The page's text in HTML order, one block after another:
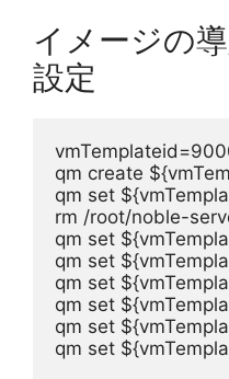
イメージの
設定
qm create
qm set
rm /root/noble-
qm set
qm set
qm set
qm set
qm set
qm set